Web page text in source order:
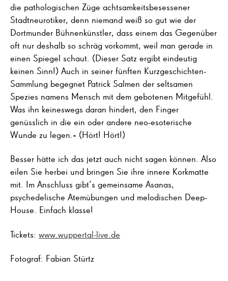
die pathologischen Züge achtsamkeitsbesessener
Stadtneurotiker, denn niemand weiß so gut wie der
Dortmunder Bühnenkünstler, dass einem das Gegenüber
oft nur deshalb so schräg vorkommt, weil man gerade in
einen Spiegel schaut. (Dieser Satz ergibt eindeutig
keinen Sinn!) Auch in seiner fünften Kurzgeschichten-
Sammlung begegnet Patrick Salmen der seltsamen
Spezies namens Mensch mit dem gebotenen Mitgefühl.
Was ihn keineswegs daran hindert, den Finger
genüsslich in die ein oder andere neo-esoterische
Wunde zu legen.« (Hört! Hört!)
Besser hätte ich das jetzt auch nicht sagen können. Also
eilen Sie herbei und bringen Sie ihre innere Korkmatte
mit. Im Anschluss gibt’s gemeinsame Asanas,
psychedelische Atemübungen und melodischen Deep-
House. Einfach klasse!
Tickets: www.wuppertal-live.de
Fotograf: Fabian Stürtz